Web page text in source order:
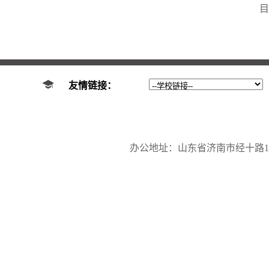
友情链接：
办公地址：山东省济南市经十路